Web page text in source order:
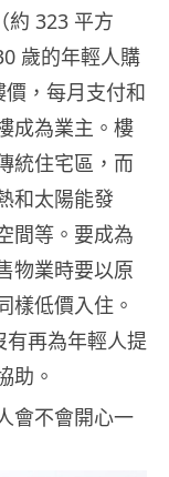
約 323 平方
歲的年輕人購
，每月支付和
成為業主。樓
統住宅區，而
和太陽能發
間等。要成為
物業時要以原
樣低價入住。
再為年輕人提
助。
會不會開心一